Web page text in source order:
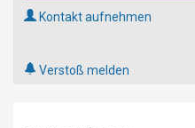
Kontakt aufnehmen
Verstoß melden